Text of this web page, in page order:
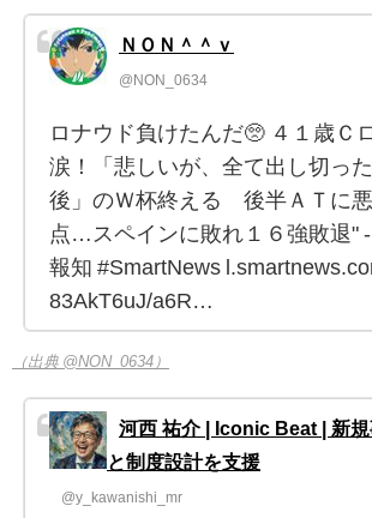
ＮＯＮ＾＾ｖ
@NON_0634
ロナウド負けたんだ🥺 ４１歳Ｃ
涙！「悲しいが、全て出し切っ
後」のＷ杯終える 後半ＡＴに
点…スペインに敗れ１６強敗退"
報知 #SmartNews
83AkT6uJ/a6R…
（出典 @NON_0634）
河西 祐介 | Iconic Beat | 新
と制度設計を支援
@y_kawanishi_mr